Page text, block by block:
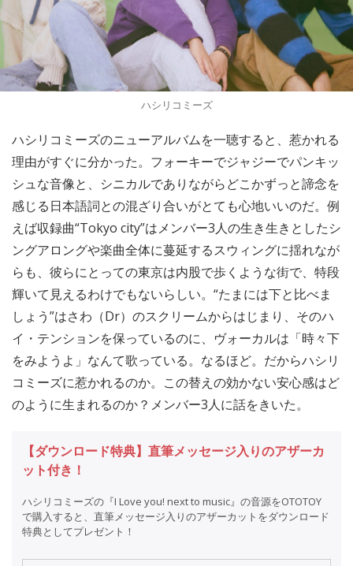
ハシリコミーズ
ハシリコミーズのニューアルバムを一聴すると、惹かれる
理由がすぐに分かった。フォーキーでジャジーでパンキッ
シュな音像と、シニカルでありながらどこかずっと諦念を
感じる日本語詞との混ざり合いがとても心地いいのだ。例
えば収録曲“Tokyo city”はメンバー3人の生き生きとしたシ
ングアロングや楽曲全体に蔓延するスウィングに揺れなが
らも、彼らにとっての東京は内股で歩くような街で、特段
輝いて見えるわけでもないらしい。“たまには下と比べま
しょう”はさわ（Dr）のスクリームからはじまり、そのハ
イ・テンションを保っているのに、ヴォーカルは「時々下
をみようよ」なんて歌っている。なるほど。だからハシリ
コミーズに惹かれるのか。この替えの効かない安心感はど
のように生まれるのか？メンバー3人に話をきいた。
【ダウンロード特典】直筆メッセージ入りのアザーカ
ット付き！
ハシリコミーズの『I Love you! next to music』の音源をOTOTOY
で購入すると、直筆メッセージ入りのアザーカットをダウンロード
特典としてプレゼント！